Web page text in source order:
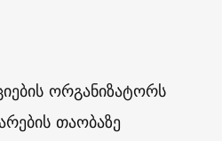
ორგანიზატორს
თაობაზე